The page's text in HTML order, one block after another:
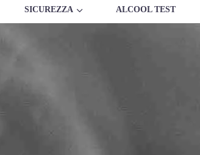
SICUREZZA ALCOOL TEST